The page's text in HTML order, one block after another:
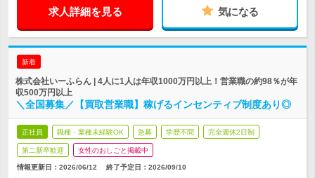
求人詳細を見る 気になる
新着
株式会社いーふらん | 4人に1人は年収1000万円以上！営業職の約98％が年
収500万円以上
＼全国募集／【買取営業職】稼げるインセンティブ制度あり◎
正社員 職種・業種未経験OK 急募 学歴不問 完全週休2日制
第二新卒歓迎 女性のおしごと掲載中
情報更新日：2026/06/12 終了予定日： 2026/09/10